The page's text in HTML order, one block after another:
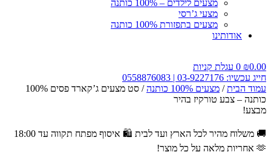
מצעים לילדים – 100% כותנה
מצעי ג’רסי
מצעים בתפזורת 100% כותנה
אודותינו
₪0.00
0 עגלת קניות
חייג עכשיו: 03-9227176 | 0558876083
עמוד הבית/ מצעים 100% כותנה
/ סט מצעים ג’קארד פסים 100%
כותנה – צבע טורקיז בהיר
מבצע!
🚚 משלוח מהיר לכל הארץ ועד לבית 🛍️ איסוף מפתח תקווה עד 18:00
🫶 אחריות מלאה על כל מוצר!